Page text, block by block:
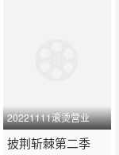
20221111滚烫营业
2022 / 内地 / 普通话
披荆斩棘第二季